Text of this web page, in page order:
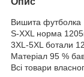
Вишита футболка
S-XXL норма
3XL-5XL ботали
Матеріал 95 %
Всі товари